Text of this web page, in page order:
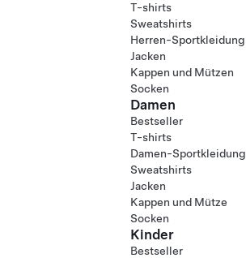
T-shirts
Sweatshirts
Herren-Sportkleidung
Jacken
Kappen und Mützen
Socken
Damen
Bestseller
T-shirts
Damen-Sportkleidung
Sweatshirts
Jacken
Kappen und Mütze
Socken
Kinder
Bestseller